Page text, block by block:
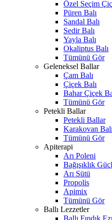
Özel Seçim
Püren Balı
Sandal Balı
Sedir Balı
Yayla Balı
Okaliptus Balı
Tümünü Gör
Geleneksel Ballar
Çam Balı
Çiçek Balı
Bahar Çiçek
Tümünü Gör
Petekli Ballar
Petekli Ballar
Karakovan Balı
Tümünü Gör
Apiterapi
Arı Poleni
Bağışıklık
Arı Sütü
Propolis
Apimix
Tümünü Gör
Ballı Lezzetler
Ballı Fındık